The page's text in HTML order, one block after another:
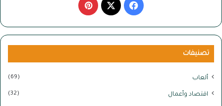
فيسبوك بينتيريست
تصنيفات
ألعاب (69)
اقتصاد وأعمال (32)